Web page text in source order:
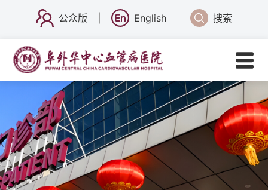
公众版 English 搜索